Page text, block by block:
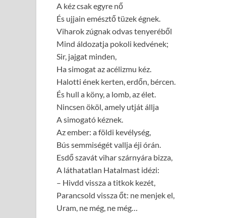
A kéz csak egyre nő
És ujjain emésztő tüzek égnek.
Viharok zúgnak odvas tenyeréből
Mind áldozatja pokoli kedvének;
Sir, jajgat minden,
Ha simogat az acélizmu kéz.
Halotti ének kerten, erdőn, bércen.
És hull a köny, a lomb, az élet.
Nincsen ököl, amely utját állja
A simogató kéznek.
Az ember: a földi kevélység,
Bús semmiségét vallja éji órán.
Esdő szavát vihar szárnyára bizza,
A láthatatlan Hatalmast idézi:
– Hivdd vissza a titkok kezét,
Parancsold vissza őt: ne menjek el,
Uram, ne még, ne még…